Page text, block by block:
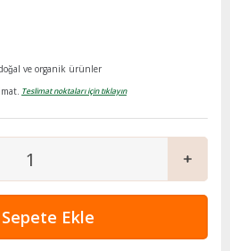
ve organik ürünler
Teslimat noktaları için tıklayın